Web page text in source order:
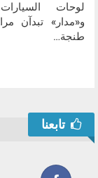
لوحات
و«مدار» تبدآن
طنجة…
تابعنا